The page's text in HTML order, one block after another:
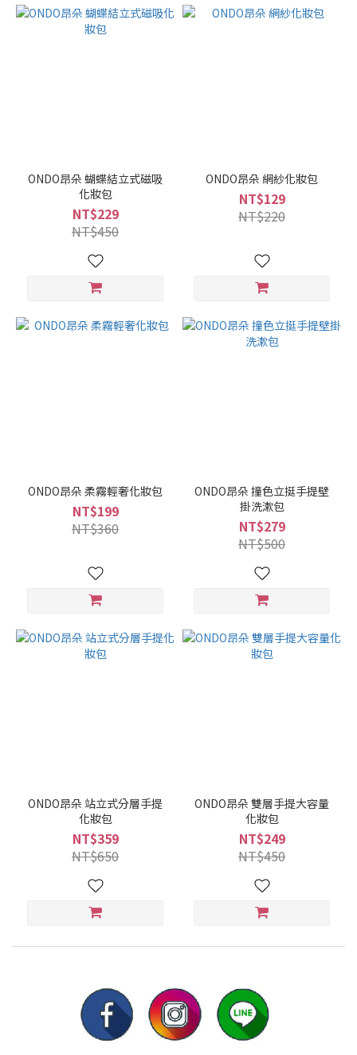
ONDO昂朵 蝴蝶結立式磁吸
化妝包
NT$229
NT$450
ONDO昂朵 網紗化妝包
NT$129
NT$220
ONDO昂朵 柔霧輕奢化妝包
NT$199
NT$360
ONDO昂朵 撞色立挺手提壁
掛洗漱包
NT$279
NT$500
ONDO昂朵 站立式分層手提
化妝包
NT$359
NT$650
ONDO昂朵 雙層手提大容量
化妝包
NT$249
NT$450